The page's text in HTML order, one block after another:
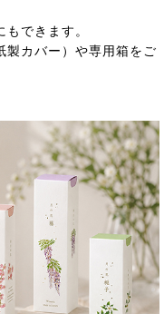
できます。
製カバー）や専用箱をご